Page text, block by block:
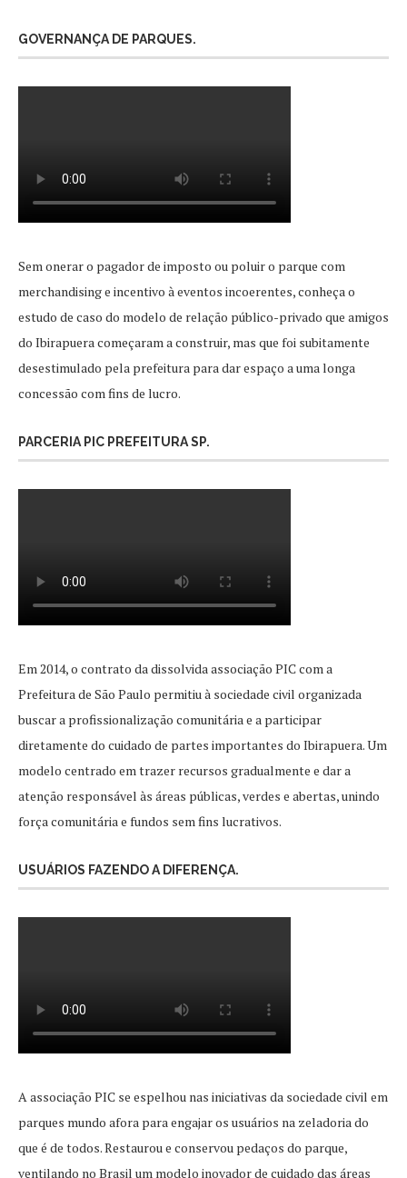
GOVERNANÇA DE PARQUES.
Sem onerar o pagador de imposto ou poluir o parque com
merchandising e incentivo à eventos incoerentes, conheça o
estudo de caso do modelo de relação público-privado que amigos
do Ibirapuera começaram a construir, mas que foi subitamente
desestimulado pela prefeitura para dar espaço a uma longa
concessão com fins de lucro.
PARCERIA PIC PREFEITURA SP.
Em 2014, o contrato da dissolvida associação PIC com a
Prefeitura de São Paulo permitiu à sociedade civil organizada
buscar a profissionalização comunitária e a participar
diretamente do cuidado de partes importantes do Ibirapuera. Um
modelo centrado em trazer recursos gradualmente e dar a
atenção responsável às áreas públicas, verdes e abertas, unindo
força comunitária e fundos sem fins lucrativos.
USUÁRIOS FAZENDO A DIFERENÇA.
A associação PIC se espelhou nas iniciativas da sociedade civil em
parques mundo afora para engajar os usuários na zeladoria do
que é de todos. Restaurou e conservou pedaços do parque,
ventilando no Brasil um modelo inovador de cuidado das áreas